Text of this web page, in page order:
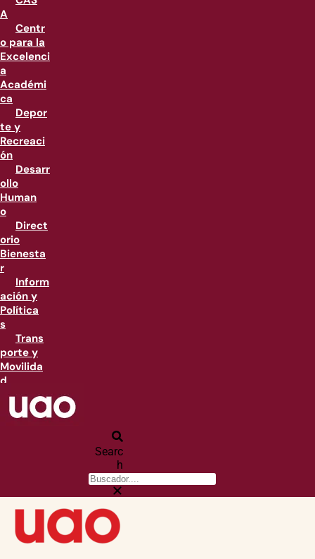
A
Centr
o para la
Excelenci
a
Académi
ca
Depor
te y
Recreaci
ón
Desarr
ollo
Human
o
Direct
orio
Bienesta
r
Inform
ación y
Política
s
Trans
porte y
Movilida
d
Searc
h